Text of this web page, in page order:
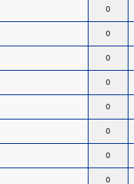
0
0
0
0
0
0
0
0